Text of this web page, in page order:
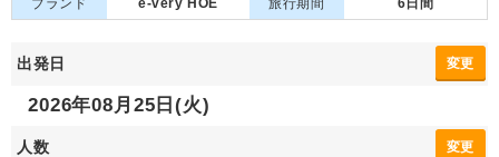
ブランド
e-very HOE 旅行期間 6日間
出発日 変更
2026年08月25日(火)
人数 変更